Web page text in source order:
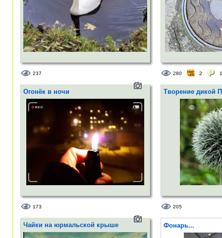
237 280 2 1
Огонёк в ночи
173
Творение дикой
205
Чайки на юрмальской крыше Фонарь...